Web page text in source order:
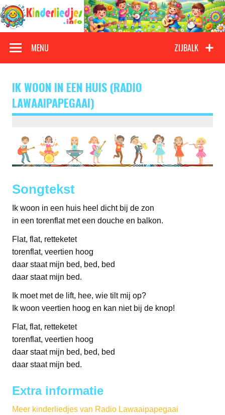
Doorgaan
naar
inhoud
Kinderliedjes
ZIJBALK
MENU
IK WOON IN EEN HUIS (RADIO
LAWAAIPAPEGAAI)
Songtekst
Ik woon in een huis heel dicht bij de zon
in een torenflat met een douche en balkon.
Flat, flat, retteketet
torenflat, veertien hoog
daar staat mijn bed, bed, bed
daar staat mijn bed.
Ik moet met de lift, hee, wie tilt mij op?
Ik woon veertien hoog en kan niet bij de knop!
Flat, flat, retteketet
torenflat, veertien hoog
daar staat mijn bed, bed, bed
daar staat mijn bed.
Extra informatie
Meer kinderliedjes van Radio Lawaaipapegaai